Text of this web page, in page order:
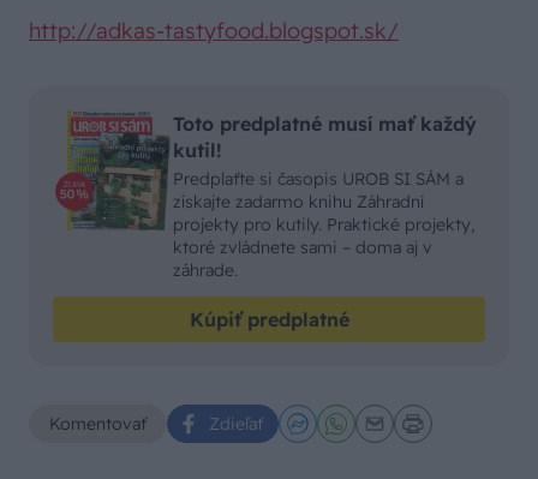
http://adkas-tastyfood.blogspot.sk/
Toto predplatné musí mať každý
kutil!
Predplaťte si časopis UROB SI SÁM a
získajte zadarmo knihu Záhradní
projekty pro kutily. Praktické projekty,
ktoré zvládnete sami – doma aj v
záhrade.
Kúpiť predplatné
Komentovať Zdieľať